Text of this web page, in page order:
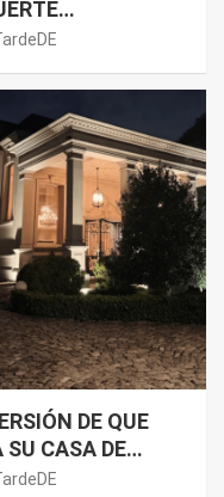
ICARDI
DE QUE
CASA DE
DE ALGÚN